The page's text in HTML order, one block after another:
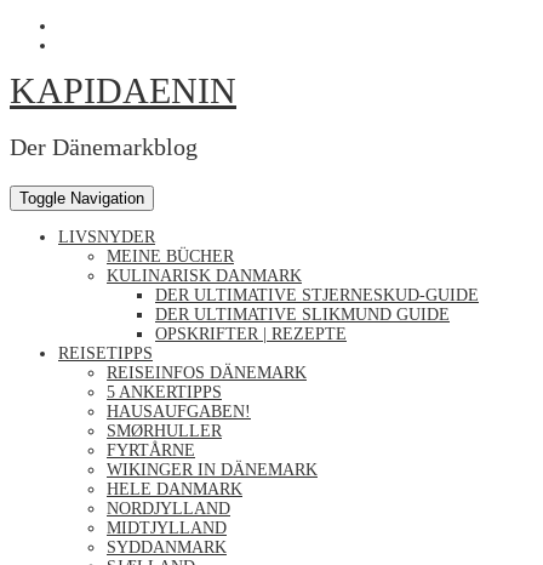
auf
Facebook
kapidaenin
auf
anzeigen
KAPIDAENIN
Der Dänemarkblog
Toggle Navigation
LIVSNYDER
MEINE BÜCHER
KULINARISK DANMARK
DER ULTIMATIVE STJERNESKUD-GUIDE
DER ULTIMATIVE SLIKMUND GUIDE
OPSKRIFTER | REZEPTE
REISETIPPS
REISEINFOS DÄNEMARK
5 ANKERTIPPS
HAUSAUFGABEN!
SMØRHULLER
FYRTÅRNE
WIKINGER IN DÄNEMARK
HELE DANMARK
NORDJYLLAND
MIDTJYLLAND
SYDDANMARK